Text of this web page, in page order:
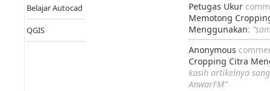
Belajar Autocad
QGIS
Petugas Ukur
Memotong
Menggunakan:
Anonymous
Cropping Citra
kasih artikelnya
AnwarFM”